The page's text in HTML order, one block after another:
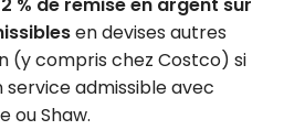
en devises autres
(y compris chez Costco) si
service admissible avec
ou Shaw.